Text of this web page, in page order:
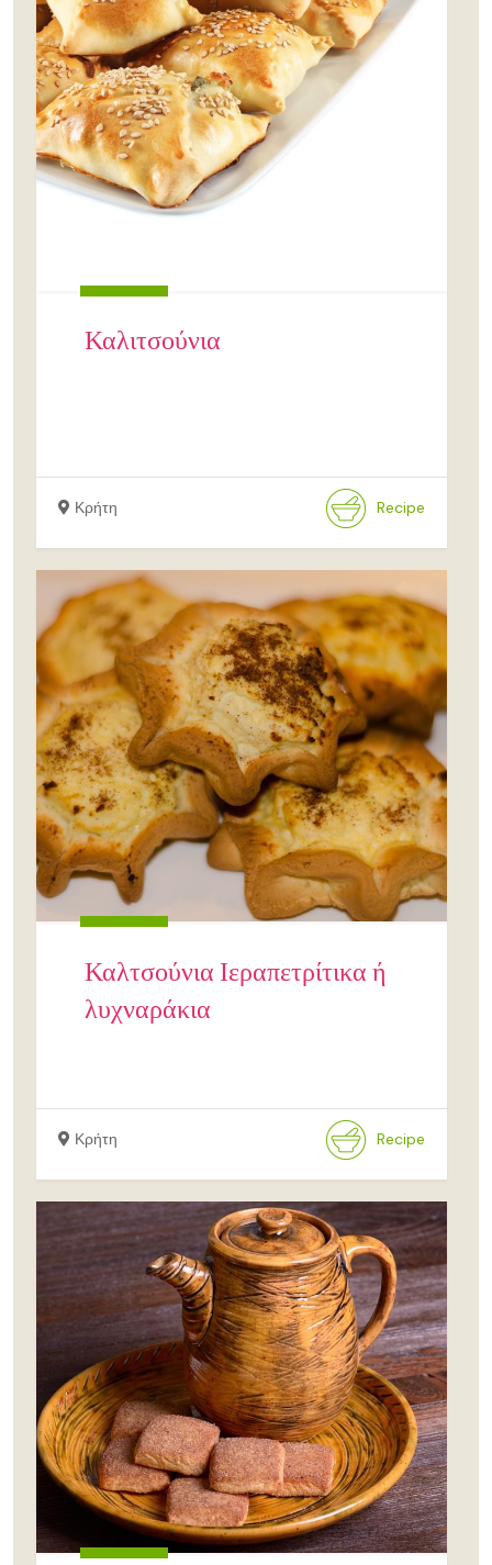
Καλιτσούνια
Κρήτη Recipe
Καλτσούνια Ιεραπετρίτικα ή
λυχναράκια
Κρήτη Recipe